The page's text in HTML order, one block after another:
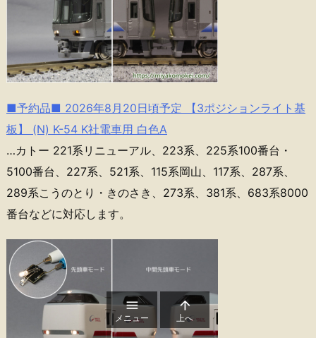
■予約品■ 2026年8月20日頃予定 【3ポジションライト基
板】 (N) K-54 K社電車用 白色A
…カトー 221系リニューアル、223系、225系100番台・
5100番台、227系、521系、115系岡山、117系、287系、
289系こうのとり・きのさき、273系、381系、683系8000
番台などに対応します。

メニュー

上へ